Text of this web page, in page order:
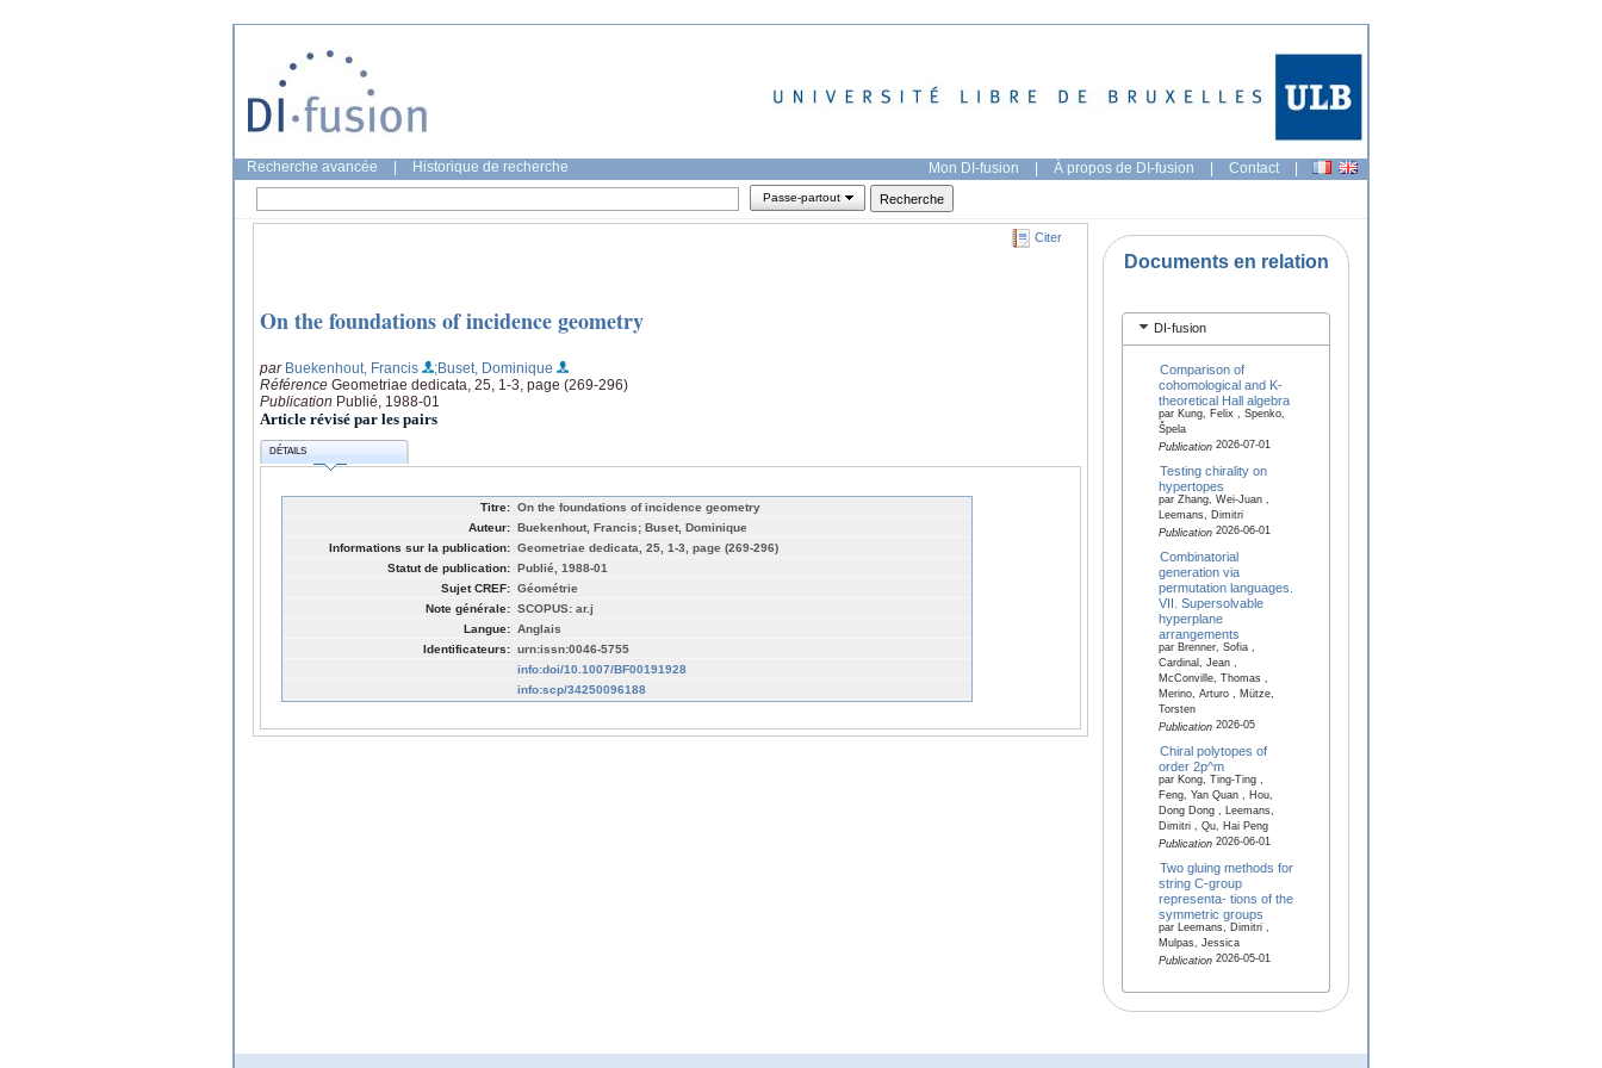
Recherche avancée Historique de recherche Mon DI-fusion | À propos de DI-fusion | Contact |
Passe-partout
Citer
On the foundations of incidence geometry
par Buekenhout, Francis
;Buset, Dominique
Référence Geometriae dedicata, 25, 1-3, page (269-296)
Publication Publié, 1988-01
Article révisé par les pairs
DÉTAILS
Titre: On the foundations of incidence geometry
Auteur: Buekenhout, Francis; Buset, Dominique
Informations sur la publication: Geometriae dedicata, 25, 1-3, page (269-296)
Statut de publication: Publié, 1988-01
Sujet CREF: Géométrie
Note générale: SCOPUS: ar.j
Langue: Anglais
Identificateurs: urn:issn:0046-5755
info:doi/10.1007/BF00191928
info:scp/34250096188
Documents en relation
DI-fusion
Comparison of
cohomological and K-
theoretical Hall algebra
par Kung, Felix , Spenko,
Špela
Publication2026-07-01
Testing chirality on
hypertopes
par Zhang, Wei-Juan ,
Leemans, Dimitri
Publication2026-06-01
Combinatorial
generation via
permutation languages.
VII. Supersolvable
hyperplane
arrangements
par Brenner, Sofia ,
Cardinal, Jean ,
McConville, Thomas ,
Merino, Arturo , Mütze,
Torsten
Publication2026-05
Chiral polytopes of
order 2p^m
par Kong, Ting-Ting ,
Feng, Yan Quan , Hou,
Dong Dong , Leemans,
Dimitri , Qu, Hai Peng
Publication2026-06-01
Two gluing methods for
string C-group
representa- tions of the
symmetric groups
par Leemans, Dimitri ,
Mulpas, Jessica
Publication2026-05-01